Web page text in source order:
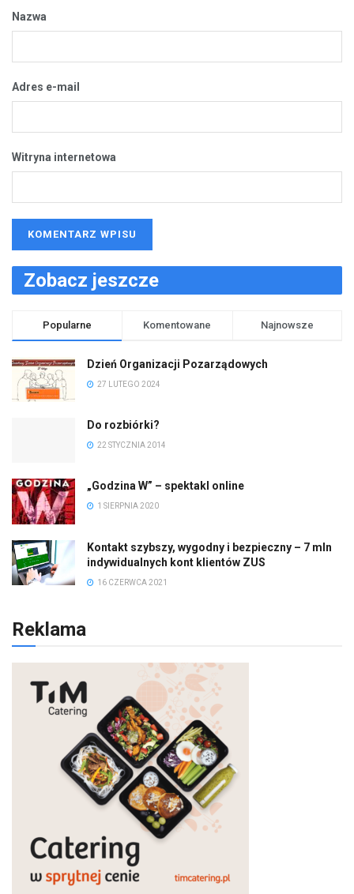
Nazwa
Adres e-mail
Witryna internetowa
Zobacz jeszcze
Popularne Komentowane Najnowsze
Dzień Organizacji Pozarządowych
27 LUTEGO 2024
Do rozbiórki?
22 STYCZNIA 2014
„Godzina W” – spektakl online
1 SIERPNIA 2020
Kontakt szybszy, wygodny i bezpieczny – 7 mln
indywidualnych kont klientów ZUS
16 CZERWCA 2021
Reklama